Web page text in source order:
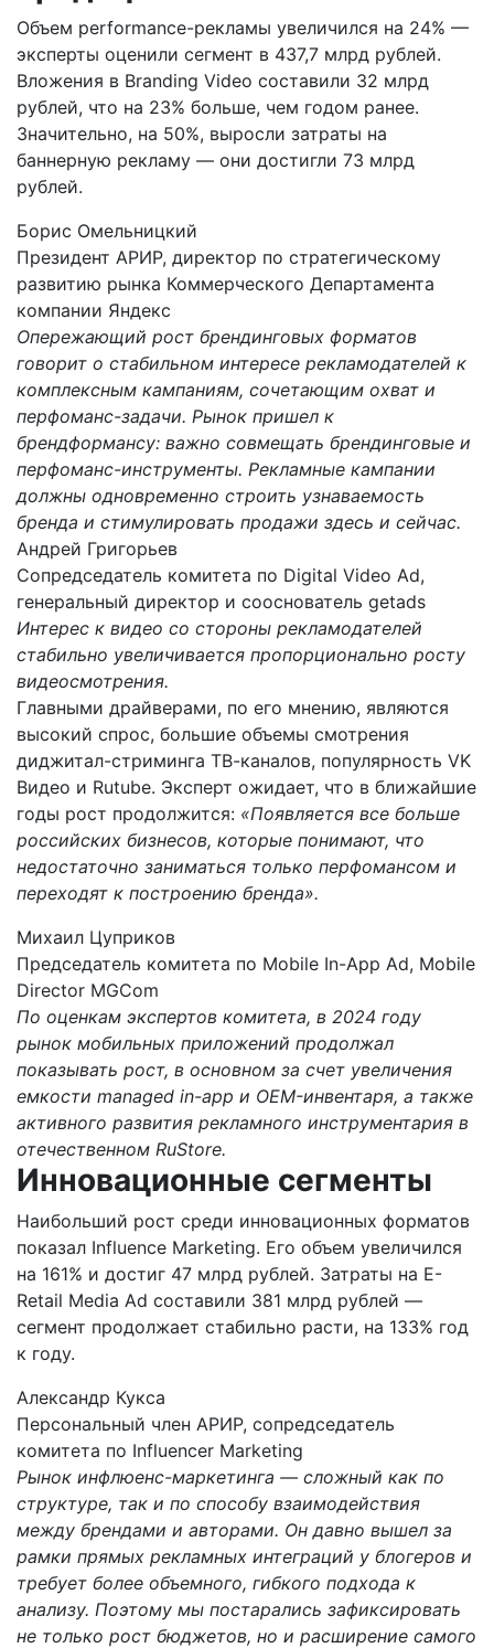
Объем performance-рекламы увеличился на 24% —
эксперты оценили сегмент в 437,7 млрд рублей.
Вложения в Branding Video составили 32 млрд
рублей, что на 23% больше, чем годом ранее.
Значительно, на 50%, выросли затраты на
баннерную рекламу — они достигли 73 млрд
рублей.
Борис Омельницкий
Президент АРИР, директор по стратегическому
развитию рынка Коммерческого Департамента
компании Яндекс
Опережающий рост брендинговых форматов
говорит о стабильном интересе рекламодателей к
комплексным кампаниям, сочетающим охват и
перфоманс-задачи. Рынок пришел к
брендформансу: важно совмещать брендинговые и
перфоманс-инструменты. Рекламные кампании
должны одновременно строить узнаваемость
бренда и стимулировать продажи здесь и сейчас.
Андрей Григорьев
Сопредседатель комитета по Digital Video Ad,
генеральный директор и сооснователь getads
Интерес к видео со стороны рекламодателей
стабильно увеличивается пропорционально росту
видеосмотрения.
Главными драйверами, по его мнению, являются
высокий спрос, большие объемы смотрения
диджитал-стриминга ТВ-каналов, популярность VK
Видео и Rutube. Эксперт ожидает, что в ближайшие
годы рост продолжится: «Появляется все больше
российских бизнесов, которые понимают, что
недостаточно заниматься только перфомансом и
переходят к построению бренда».
Михаил Цуприков
Председатель комитета по Mobile In-App Ad, Mobile
Director MGCom
По оценкам экспертов комитета, в 2024 году
рынок мобильных приложений продолжал
показывать рост, в основном за счет увеличения
емкости managed in-app и OEM-инвентаря, а также
активного развития рекламного инструментария в
отечественном RuStore.
Инновационные сегменты
Наибольший рост среди инновационных форматов
показал Influence Marketing. Его объем увеличился
на 161% и достиг 47 млрд рублей. Затраты на E-
Retail Media Ad составили 381 млрд рублей —
сегмент продолжает стабильно расти, на 133% год
к году.
Александр Кукса
Персональный член АРИР, сопредседатель
комитета по Influencer Marketing
Рынок инфлюенс-маркетинга — сложный как по
структуре, так и по способу взаимодействия
между брендами и авторами. Он давно вышел за
рамки прямых рекламных интеграций у блогеров и
требует более объемного, гибкого подхода к
анализу. Поэтому мы постарались зафиксировать
не только рост бюджетов, но и расширение самого